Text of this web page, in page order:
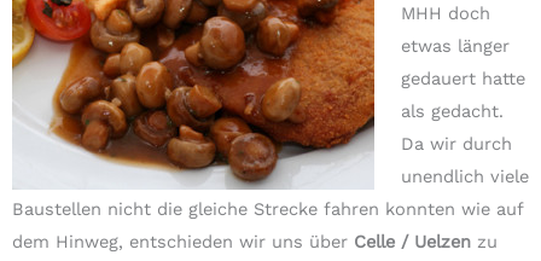
MHH doch
etwas länger
gedauert hatte
als gedacht.
Da wir durch
unendlich viele
Baustellen nicht die gleiche Strecke fahren konnten wie auf
dem Hinweg, entschieden wir uns über Celle / Uelzen zu